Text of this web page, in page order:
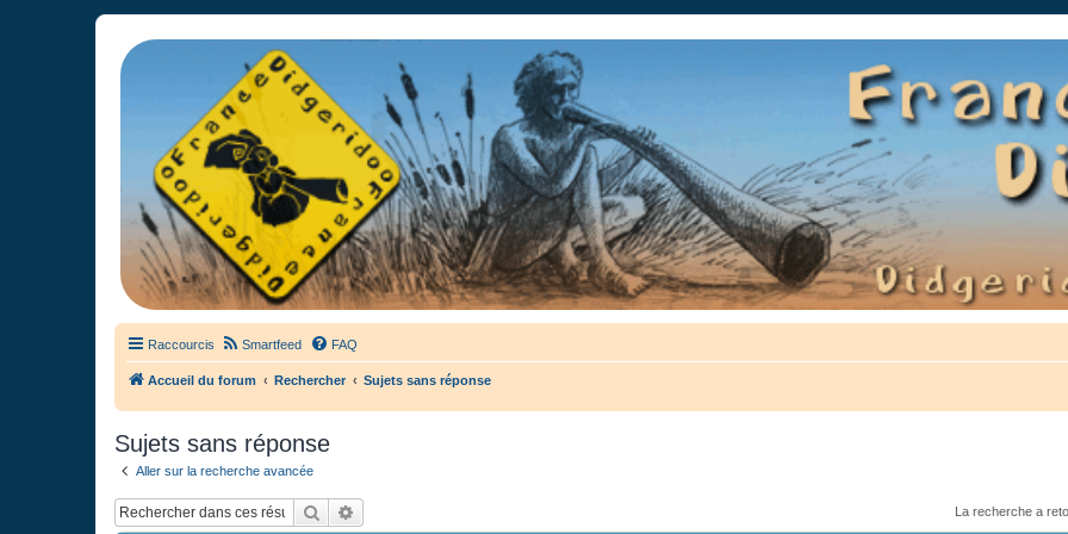
France Didgeridoo
Didgeridoo et Guimbarde sur France Didgeridoo - retrouvez la communauté.
Raccourcis Smartfeed FAQ
Accueil du forum Rechercher Sujets sans réponse
Sujets sans réponse
Aller sur la recherche avancée
Rechercher La recherche a